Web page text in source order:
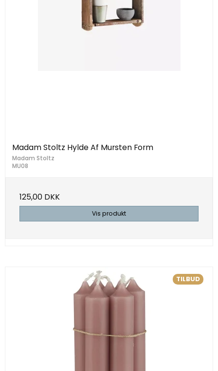
Madam Stoltz Hylde Af Mursten Form
Madam Stoltz
MU08
125,00 DKK
Vis produkt
TILBUD